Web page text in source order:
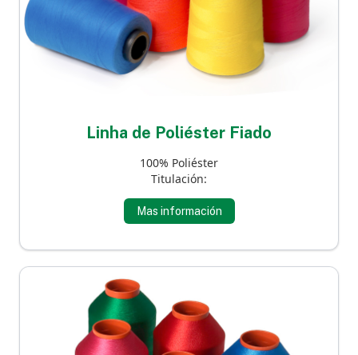
Linha de Poliéster Fiado
100% Poliéster
Titulación:
Mas información